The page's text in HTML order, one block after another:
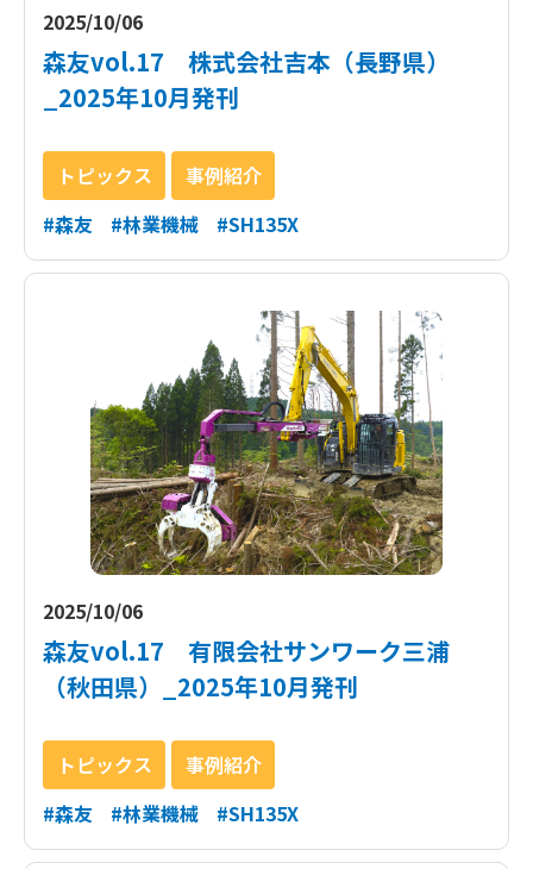
2025/10/06
森友vol.17 株式会社吉本（長野県）
_2025年10月発刊
トピックス
事例紹介
#森友
#林業機械 #SH135X
2025/10/06
森友vol.17 有限会社サンワーク三浦
（秋田県）_2025年10月発刊
トピックス
事例紹介
#森友
#林業機械 #SH135X